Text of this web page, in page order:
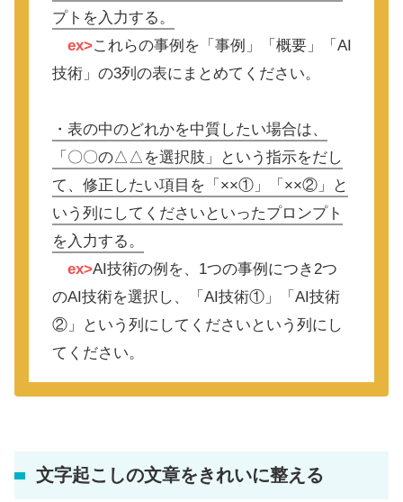
プトを入力する。
ex>これらの事例を「事例」「概要」「AI
技術」の3列の表にまとめてください。
・表の中のどれかを中質したい場合は、
「〇〇の△△を選択肢」という指示をだし
て、修正したい項目を「××①」「××②」と
いう列にしてくださいといったプロンプト
を入力する。
ex>AI技術の例を、1つの事例につき2つ
のAI技術を選択し、「AI技術①」「AI技術
②」という列にしてくださいという列にし
てください。
文字起こしの文章をきれいに整える